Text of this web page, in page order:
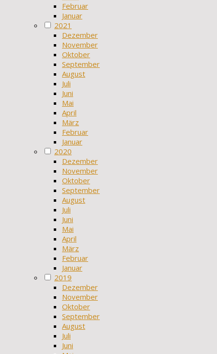
Februar
Januar
2021
Dezember
November
Oktober
September
August
Juli
Juni
Mai
April
März
Februar
Januar
2020
Dezember
November
Oktober
September
August
Juli
Juni
Mai
April
März
Februar
Januar
2019
Dezember
November
Oktober
September
August
Juli
Juni